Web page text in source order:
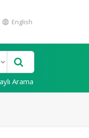
English
Arama